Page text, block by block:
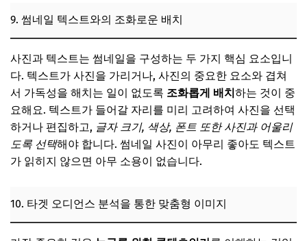
9. 썸네일 텍스트와의 조화로운 배치
사진과 텍스트는 썸네일을 구성하는 두 가지 핵심 요소입니
다. 텍스트가 사진을 가리거나, 사진의 중요한 요소와 겹쳐
서 가독성을 해치는 일이 없도록 조화롭게 배치 하는 것이 중
요해요. 텍스트가 들어갈 자리를 미리 고려하여 사진을 선택
하거나 편집하고, 글자 크기, 색상, 폰트 또한 사진과 어울리
도록 선택해야 합니다. 썸네일 사진이 아무리 좋아도 텍스트
가 읽히지 않으면 아무 소용이 없습니다.
10. 타겟 오디언스 분석을 통한 맞춤형 이미지